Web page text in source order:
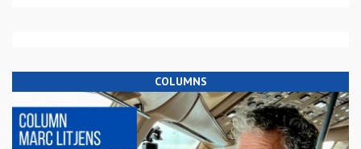
COLUMNS